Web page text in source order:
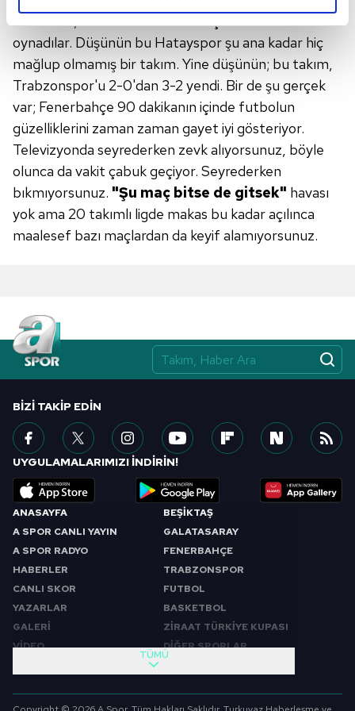
kalemimiz olduğunu sizlere hatırlatmak isteriz.
Her halükârda, kullanıcılar, bu çerezlere izin vermedikleri
takdirde, kullanıcılara hedefli reklamlar
gösterilmeyecektir."
Sizlere daha iyi bir hizmet sunabilmek için İnternet
Sitemizde kendimize ve üçüncü kişilere ait çerezler
kullanılmaktadır. Bu çerezler vasıtasıyla çeşitli kişisel
verileriniz işlenmekte olup gerekli olan çerezler bilgi
toplumu hizmetlerinin sunulması amacıyla
kullanılmaktadır. Diğer çerezler, sitemizin daha işlevsel
Çerezlere ilişkin tercihlerinizi aşağıda yer alan panel
vasıtasıyla belirleyebilirsiniz. Çerezlere ilişkin detaylı bilgi
için Ayarlar butonuna tıklayabilir,Çerez Bilgilendirme
Metnimizi
ziyaret edebilirsiniz.
6698 sayılı Kişisel Verilerin Korunması Kanunu uyarınca
hazırlanmış Aydınlatma Metnimizi okumak ve sitemizde
ilgili mevzuata uygun olarak kullanılan çerezlerle ilgili bilgi
almak için lütfen
tıklayınız.
anlatırsak; sarı-lacivertliler hem çaldılar hem
oynadılar. Düşünün bu Hatayspor şu ana kadar hiç
mağlup olmamış bir takım. Yine düşünün; bu takım,
Trabzonspor'u 2-0'dan 3-2 yendi. Bir de şu gerçek
var; Fenerbahçe 90 dakikanın içinde futbolun
güzelliklerini zaman zaman gayet iyi gösteriyor.
Televizyonda seyrederken zevk alıyorsunuz, böyle
olunca da vakit çabuk geçiyor. Seyrederken
bıkmıyorsunuz. "Şu maç bitse de gitsek" havası
yok ama 20 takımlı ligde makas bu kadar açılınca
maalesef bazı maçlardan da keyif alamıyorsunuz.
ANASAYFA
A SPOR CANLI YAYIN
A SPOR RADYO
HABERLER
CANLI SKOR
YAZARLAR
GALERİ
VİDEO
BEŞİKTAŞ
GALATASARAY
FENERBAHÇE
TRABZONSPOR
FUTBOL
BASKETBOL
ZİRAAT TÜRKİYE KUPASI
DİĞER SPORLAR
SABAH SPORU
FUTBOL
TÜMÜ
BIZI TAKIP EDIN
UYGULAMALARIMIZI İNDİRİN!